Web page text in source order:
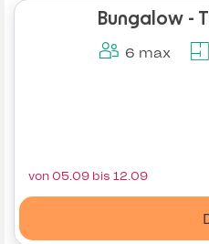
Bungalow -
6 max
von 05.09 bis 12.09